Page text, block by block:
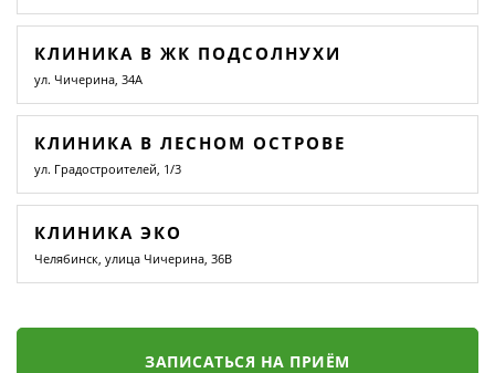
КЛИНИКА В ЖК ПОДСОЛНУХИ
ул. Чичерина, 34А
КЛИНИКА В ЛЕСНОМ ОСТРОВЕ
ул. Градостроителей, 1/3
КЛИНИКА ЭКО
Челябинск, улица Чичерина, 36В
ЗАПИСАТЬСЯ НА ПРИЁМ